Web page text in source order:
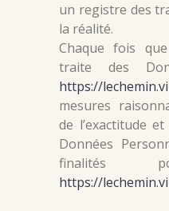
un registre des
la réalité.
Chaque fois que
traite des
https://
mesures
de l’exactitude
Données
finalités
https://